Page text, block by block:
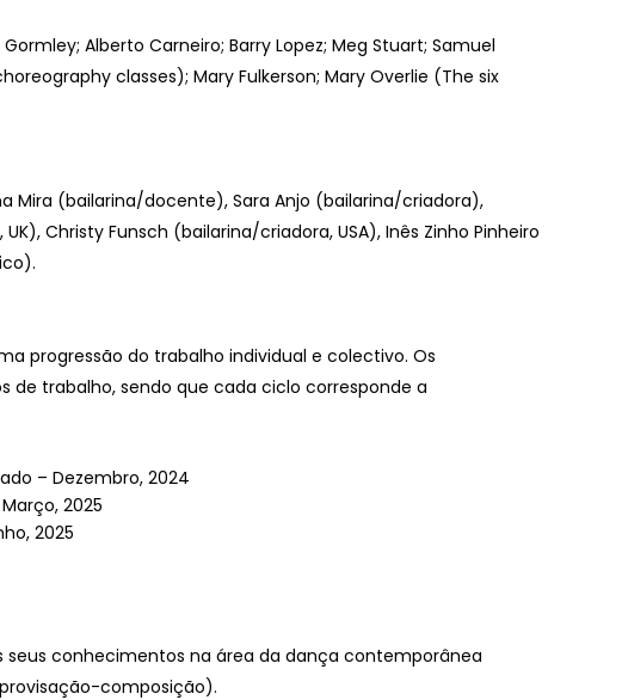
Alberto Carneiro; Barry Lopez; Meg Stuart; Samuel
classes); Mary Fulkerson; Mary Overlie (The six
Mira (bailarina/docente), Sara Anjo (bailarina/criadora),
Christy Funsch (bailarina/criadora, USA), Inês Zinho Pinheiro
progressão do trabalho individual e colectivo. Os
trabalho, sendo que cada ciclo corresponde a
– Dezembro, 2024
2025
2025
seus conhecimentos na área da dança contemporânea
composição).